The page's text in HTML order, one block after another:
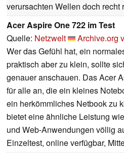
verursachten Wellen doch recht
Acer Aspire One 722 im Test
Quelle: Netzwelt
Archive.org
Wer das Gefühl hat, ein
praktisch aber zu klein, sollte
genauer anschauen. Das Acer
für alle an, die ein kleines
ein herkömmliches Netbook zu
bietet eine ähnliche Leistung
und Web-Anwendungen völlig
Einzeltest, online verfügbar,